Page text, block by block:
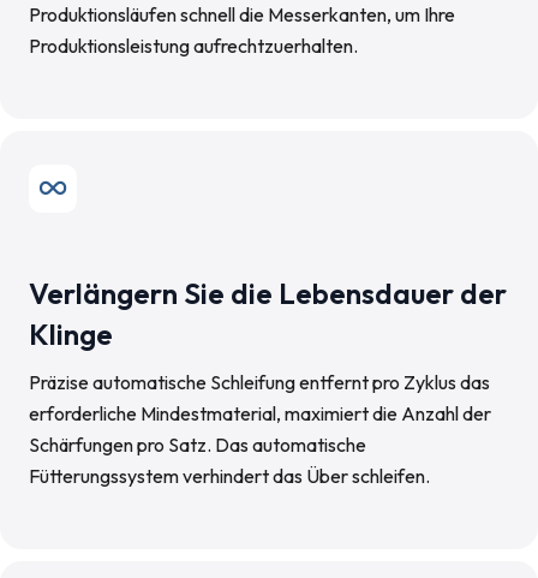
Produktionsläufen schnell die Messerkanten, um Ihre
Produktionsleistung aufrechtzuerhalten.
Verlängern Sie die Lebensdauer der
Klinge
Präzise automatische Schleifung entfernt pro Zyklus das
erforderliche Mindestmaterial, maximiert die Anzahl der
Schärfungen pro Satz. Das automatische
Fütterungssystem verhindert das Über schleifen.